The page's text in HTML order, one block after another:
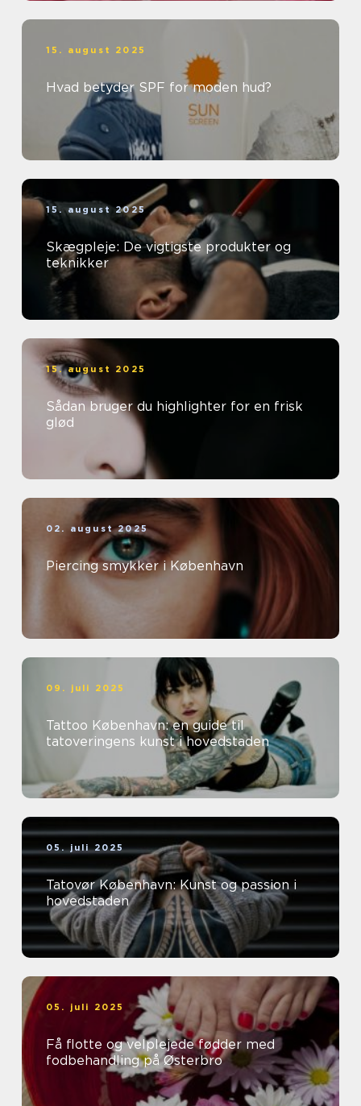
15. august 2025
Hvad betyder SPF for moden hud?
15. august 2025
Skægpleje: De vigtigste produkter og
teknikker
15. august 2025
Sådan bruger du highlighter for en frisk
glød
02. august 2025
Piercing smykker i København
09. juli 2025
Tattoo København: en guide til
tatoveringens kunst i hovedstaden
05. juli 2025
Tatovør København: Kunst og passion i
hovedstaden
05. juli 2025
Få flotte og velplejede fødder med
fodbehandling på Østerbro